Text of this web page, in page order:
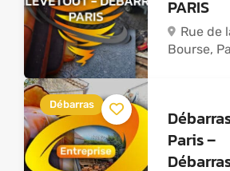
PARIS
Rue de
Bourse,
Débarras
Paris –